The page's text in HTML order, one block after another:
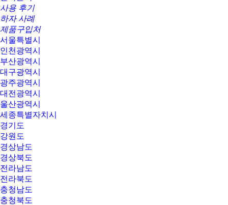
사용 후기
하자 사례
제품구입처
서울특별시
인천광역시
부산광역시
대구광역시
광주광역시
대전광역시
울산광역시
세종특별자치시
경기도
강원도
경상남도
경상북도
전라남도
전라북도
충청남도
충청북도